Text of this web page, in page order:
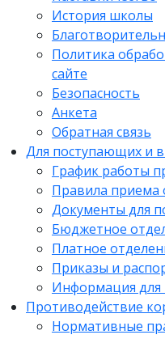
История школы
Политика
сайте
Безопасность
Анкета
Обратная связь
Для поступающих и
График работы
Правила приема
Документы для
Бюджетное
Платное
Приказы и
Информация для
Противодействие
Нормативные